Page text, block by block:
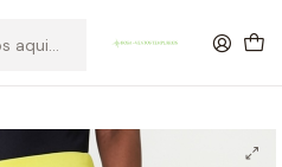
compras para Portugal superiores a